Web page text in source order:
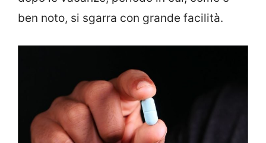
ben noto, si sgarra con grande facilità.